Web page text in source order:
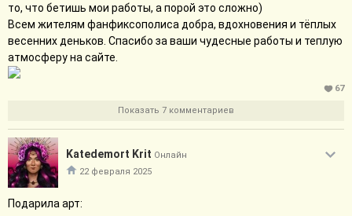
то, что бетишь мои работы, а порой это сложно)
Всем жителям фанфиксополиса добра, вдохновения и тёплых
весенних деньков. Спасибо за ваши чудесные работы и теплую
атмосферу на сайте.
67
Показать 7 комментариев
Katedemort Krit Онлайн
22 февраля 2025
Подарила арт: